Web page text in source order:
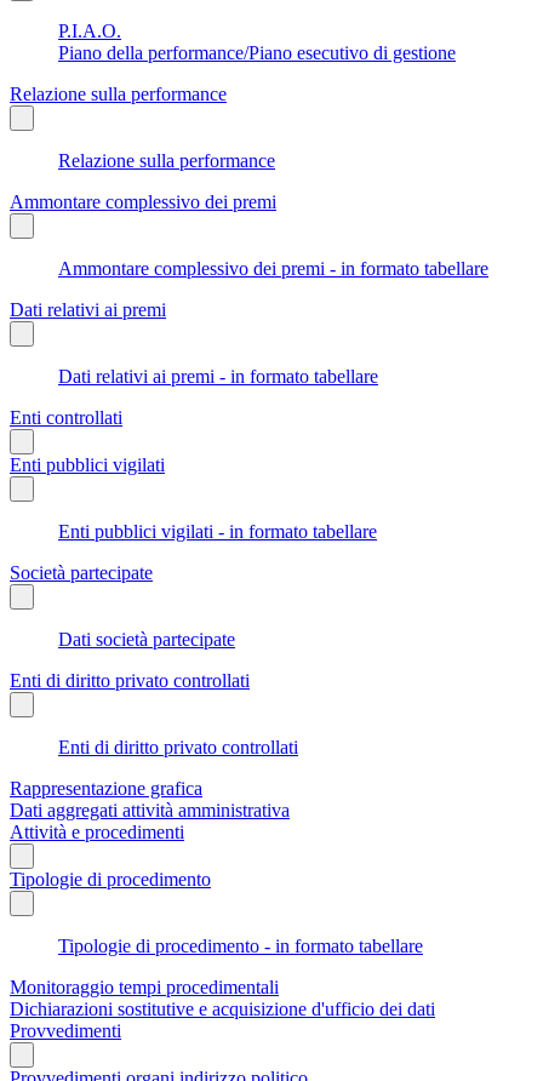
P.I.A.O.
Piano della performance/Piano esecutivo di gestione
Relazione sulla performance
Relazione sulla performance
Ammontare complessivo dei premi
Ammontare complessivo dei premi - in formato tabellare
Dati relativi ai premi
Dati relativi ai premi - in formato tabellare
Enti controllati
Enti pubblici vigilati
Enti pubblici vigilati - in formato tabellare
Società partecipate
Dati società partecipate
Enti di diritto privato controllati
Enti di diritto privato controllati
Rappresentazione grafica
Dati aggregati attività amministrativa
Attività e procedimenti
Tipologie di procedimento
Tipologie di procedimento - in formato tabellare
Monitoraggio tempi procedimentali
Dichiarazioni sostitutive e acquisizione d'ufficio dei dati
Provvedimenti